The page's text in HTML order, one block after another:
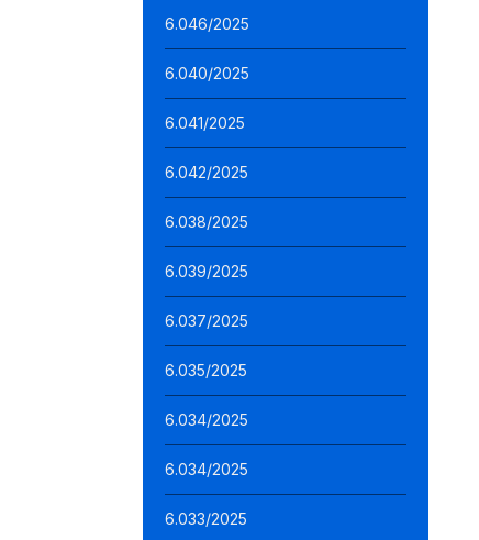
6.046/2025
6.040/2025
6.041/2025
6.042/2025
6.038/2025
6.039/2025
6.037/2025
6.035/2025
6.034/2025
6.034/2025
6.033/2025